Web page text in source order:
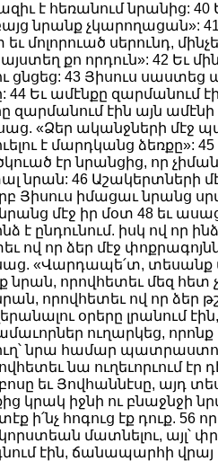
է հեռանում նրանից:
նրանք չկարողացան»:
մոլորուած սերունդ,
քո որդուն»: 42 Եւ
43 Յիսուս սաստեց
Եւ ամէնքը զարմանում
զարմանում էին այն
«Ձեր ականջների մէջ
է մարդկանց ձեռքը»:
էր նրանցից, որ
նրան: 46 Աշակերտների
Յիսուս իմացաւ նրանց
մէջ իր մօտ 48 եւ
է ընդունում. իսկ ով որ
ով որ ձեր մէջ
«Վարդապե՛տ, տեսանք
նրան, որովհետեւ մեզ հետ
որովհետեւ ով որ ձեր
օրերը լրանում
ուղարկեց,
նրա համար
նա ուղեւորւում էր
եւ Յովհաննէսը, այդ
կրակ իջնի ու բնաջնջի
ի՛նչ հոգուց էք դուք. 56
մատնելու, այլ՝
էին, ճանապարհի